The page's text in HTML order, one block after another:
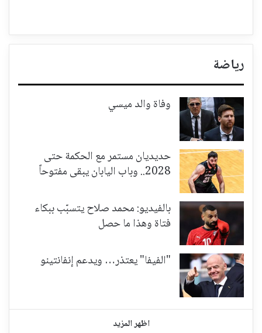
رياضة
وفاة والد ميسي
حديديان مستمر مع الحكمة حتى
2028.. وباب اليابان يبقى مفتوحاً
بالفيديو: محمد صلاح يتسبّب ببكاء
فتاة وهذا ما حصل
"الفيفا" يعتذر… ويدعم إنفانتينو
اظهر المزيد